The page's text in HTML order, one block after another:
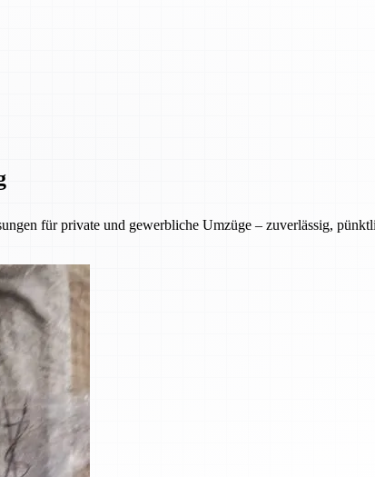
für private und gewerbliche Umzüge – zuverlässig,